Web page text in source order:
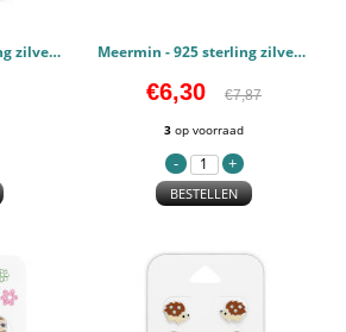
Kerstmis- - 925 sterling zilver Kinderen Sets PCJW49125 Meermin - 925 sterling zilver Kinderen Sets PCJW49010
€6,30 €7,87
3 op voorraad
BESTELLEN